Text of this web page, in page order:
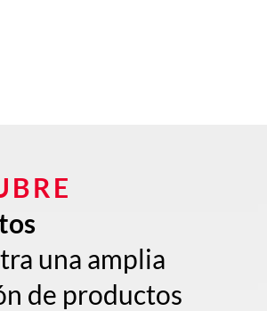
una amplia
de productos